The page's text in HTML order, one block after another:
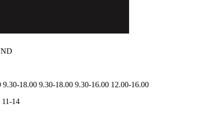
9.30-18.00 9.30-18.00 9.30-16.00 12.00-16.00
11-14